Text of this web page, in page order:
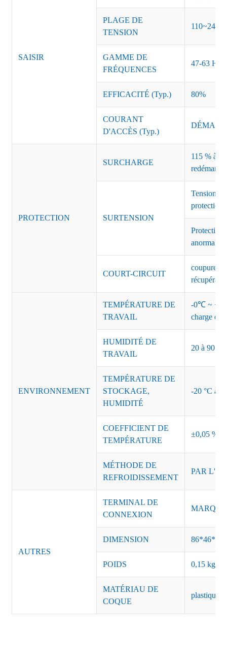
SAISIR
PLAGE DE
TENSION
110~240
GAMME DE
FRÉQUENCES
47-63 Hz
EFFICACITÉ (Typ.) 80%
COURANT
D'ACCÈS (Typ.)
PROTECTION
SURCHARGE
115 % à
SURTENSION
Tension
protection
Protection
anormales
COURT-CIRCUIT
coupure
ENVIRONNEMENT
TEMPÉRATURE DE
TRAVAIL
-0℃ ~
charge de
HUMIDITÉ DE
TRAVAIL
20 à 90 %
TEMPÉRATURE DE
STOCKAGE,
HUMIDITÉ
-20 °C à
COEFFICIENT DE
TEMPÉRATURE
±0,05 %/
MÉTHODE DE
REFROIDISSEMENT
PAR
AUTRES
TERMINAL DE
CONNEXION
DIMENSION 86*46*27
POIDS 0,15 kg/
MATÉRIAU DE
COQUE
plastique